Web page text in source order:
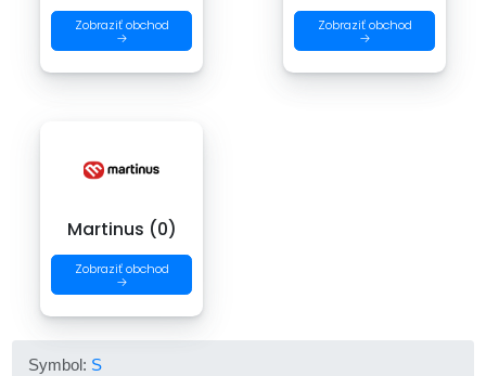
Zobraziť obchod
→
Zobraziť obchod
→
Martinus (0)
Zobraziť obchod
→
Symbol: S